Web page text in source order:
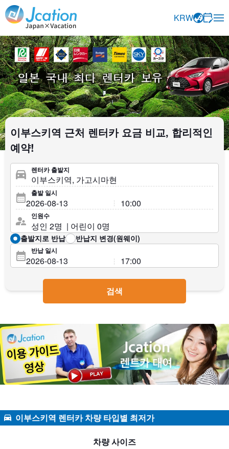
Jcation 여행의 움직임을, 당신의 마음에 드는 것에.
KRW
이부스키역 근처 렌터카 요금 비교, 합리적인
예약!
렌터카 출발지
출발 일시
인원수
출발지로 반납 반납지 변경(원웨이)
반납 일시
검색
이부스키역 렌터카 차량 타입별 최저가
차량 사이즈